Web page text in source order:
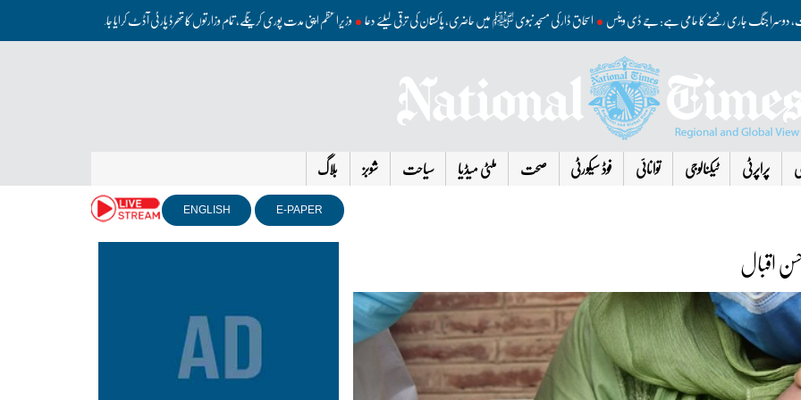
دوسرا جنگ جاری رکھنے کا حامی ہے: جے ڈی وینس اسحاق ڈار کی مسجد نبوی ﷺ میں حاضری، پاکستان کی ترقی کیلئے دعا وزیراعظم اپنی مدت پوری کرینگے، تمام وزارتوں کا تھرڈ پارٹی آڈٹ کرایا جائے: محسن نقوی
پراپرٹی ٹیکنالوجی توانائی فوڈ سیکورٹی صحت ملٹی میڈیا سیاحت شوبز بلاگ
E-PAPER
ENGLISH
اقبال